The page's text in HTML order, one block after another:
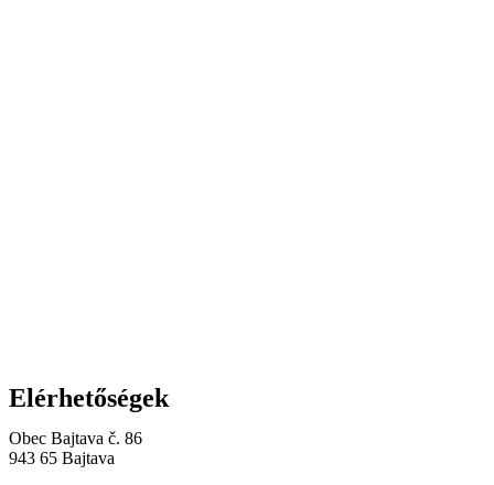
Elérhetőségek
Obec Bajtava č. 86
943 65 Bajtava